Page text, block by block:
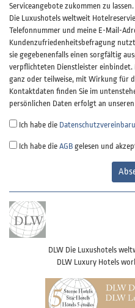
Serviceangebote zukommen zu
Die Luxushotels weltweit
Telefonnummer und meine E-Mail-
Kundenzufriedenheitsbefragung
sie gegebenenfalls einen sorgfältig
verpflichteten Dienstleister
ganz oder teilweise, mit Wirkung für
Kontaktdaten finden Sie im
persönlichen Daten erfolgt an
Ich habe die
Ich habe die AGB gelesen und
DLW Die Luxushotels
DLW Luxury Hotels